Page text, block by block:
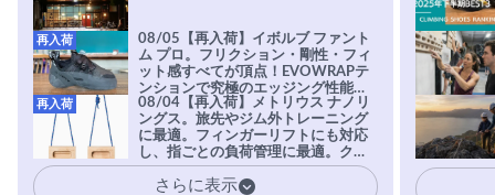
08/05【再入荷】イボルブ ファント
ム プロ。フリクション・剛性・フィ
ット感すべてが頂点！EVOWRAPテ
ンションで究極のエッジング性能を
実現。進化系ラバーEvo-74はTRAX
を凌駕する粘着力で極小ホールドに
安心感。
再入荷
08/04【再入荷】メトリウス ナノリ
ングス。旅先やジム外トレーニング
に最適。フィンガーリフトにも対応
し、指ごとの負荷管理に最適。クラ
イマーの指を本気で鍛えるギア。
再入荷
さらに表示